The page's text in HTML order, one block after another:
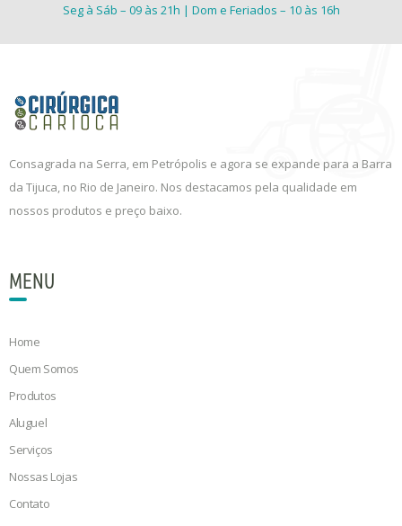
Seg à Sáb – 09 às 21h | Dom e Feriados – 10 às 16h
Consagrada na Serra, em Petrópolis e agora se expande para a Barra
da Tijuca, no Rio de Janeiro. Nos destacamos pela qualidade em
nossos produtos e preço baixo.
MENU
Home
Quem Somos
Produtos
Aluguel
Serviços
Nossas Lojas
Contato